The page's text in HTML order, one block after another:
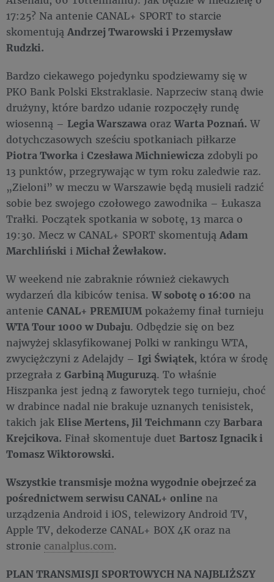
17:25? Na antenie CANAL+ SPORT to starcie
skomentują Andrzej Twarowski i Przemysław
Rudzki.
Bardzo ciekawego pojedynku spodziewamy się w
PKO Bank Polski Ekstraklasie. Naprzeciw staną dwie
drużyny, które bardzo udanie rozpoczęły rundę
wiosenną – Legia Warszawa orazWarta Poznań. W
dotychczasowych sześciu spotkaniach piłkarze
Piotra Tworka i Czesława Michniewicza zdobyli po
13 punktów, przegrywając w tym roku zaledwie raz.
„Zieloni” w meczu w Warszawie będą musieli radzić
sobie bez swojego czołowego zawodnika – Łukasza
Trałki. Początek spotkania w sobotę, 13 marca o
19:30. Mecz w CANAL+ SPORT skomentują Adam
Marchliński i Michał Żewłakow.
W weekend nie zabraknie również ciekawych
wydarzeń dla kibiców tenisa.W sobotę o 16:00 na
antenie CANAL+ PREMIUM pokażemy finał turnieju
WTA Tour 1000 w Dubaju. Odbędzie się on bez
najwyżej sklasyfikowanej Polki w rankingu WTA,
zwyciężczyni z Adelajdy – Igi Świątek, która w środę
przegrała z Garbiną Muguruzą. To właśnie
Hiszpanka jest jedną z faworytek tego turnieju, choć
w drabince nadal nie brakuje uznanych tenisistek,
takich jak Elise Mertens, Jil Teichmann czy Barbara
Krejcikova. Finał skomentuje duet Bartosz Ignacik i
Tomasz Wiktorowski.
Wszystkie transmisje można wygodnie obejrzeć za
pośrednictwem serwisu CANAL+ online na
urządzenia Android i iOS, telewizory Android TV,
Apple TV, dekoderze CANAL+ BOX 4K oraz na
stronie canalplus.com.
PLAN TRANSMISJI SPORTOWYCH NA NAJBLIŻSZY